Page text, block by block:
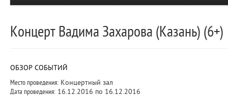
Концерт Вадима Захарова (Казань) (6+)
ОБЗОР СОБЫТИЙ
Место проведения: Концертный зал
Дата проведения: 16.12.2016 по 16.12.2016